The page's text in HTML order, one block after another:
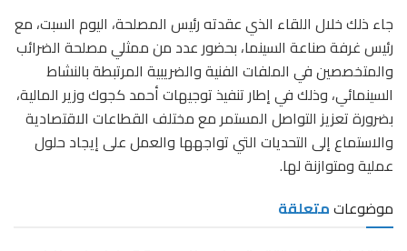
جاء ذلك خلال اللقاء الذي عقدته رئيس المصلحة، اليوم السبت، مع
رئيس غرفة صناعة السينما، بحضور عدد من ممثلي مصلحة الضرائب
والمتخصصين في الملفات الفنية والضريبية المرتبطة بالنشاط
السينمائي، وذلك في إطار تنفيذ توجيهات أحمد كجوك وزير المالية،
بضرورة تعزيز التواصل المستمر مع مختلف القطاعات الاقتصادية
والاستماع إلى التحديات التي تواجهها والعمل على إيجاد حلول
عملية ومتوازنة لها.
موضوعاتمتعلقة